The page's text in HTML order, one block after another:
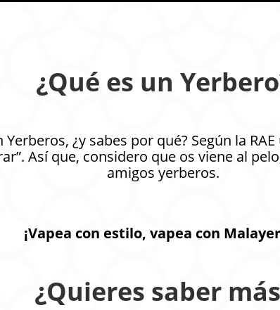
¿Qué es un
¿y sabes por qué? Según la RAE
Así que, considero que os viene al
amigos yerberos.
¡Vapea con estilo, vapea con
¿Quieres saber